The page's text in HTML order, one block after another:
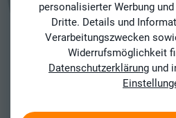
personalisierter Werbung
Dritte. Details und
Verarbeitungszwecken
Widerrufsmöglichkeit
Datenschutzerklärung und